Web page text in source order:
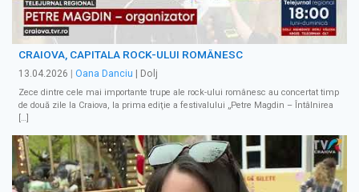
CRAIOVA, CAPITALA ROCK-ULUI ROMÂNESC
13.04.2026 | Oana Danciu | Dolj
Zece dintre cele mai importante trupe ale rock-ului românesc au concertat timp
de două zile la Craiova, la prima ediţie a festivalului „Petre Magdin – Întâlnirea
[…]